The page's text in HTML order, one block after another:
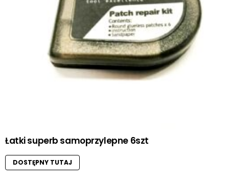
Łatki superb samoprzylepne 6szt
DOSTĘPNY TUTAJ